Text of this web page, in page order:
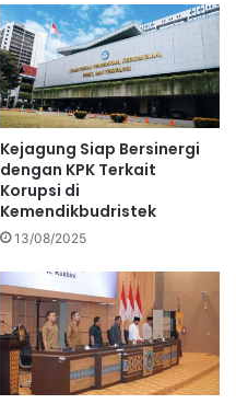
Kejagung Siap Bersinergi
dengan KPK Terkait
Korupsi di
Kemendikbudristek
13/08/2025